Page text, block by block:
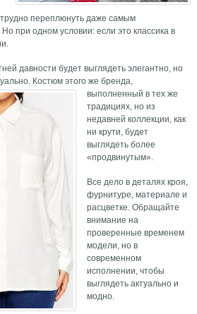
переплюнуть даже самым
при одном условии: если это классика в
давности будет выглядеть элегантно, но
Костюм этого же бренда,
выполненный в тех же
традициях, но из
недавней коллекции, как
ни крути, будет
выглядеть более
«продвинутым».
Все дело в деталях кроя,
фурнитуре, материале и
расцветке. Обращайте
внимание на
проверенные временем
модели, но в
современном
исполнении, чтобы
выглядеть актуально и
модно.